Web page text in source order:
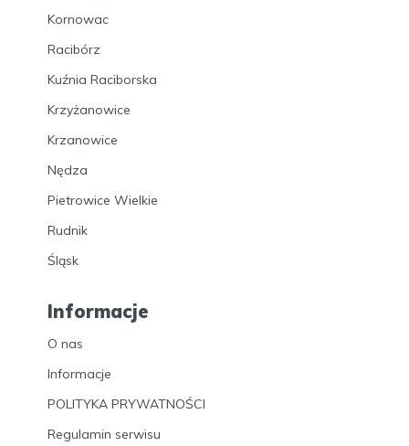
Kornowac
Racibórz
Kuźnia Raciborska
Krzyżanowice
Krzanowice
Nędza
Pietrowice Wielkie
Rudnik
Śląsk
Informacje
O nas
Informacje
POLITYKA PRYWATNOŚCI
Regulamin serwisu